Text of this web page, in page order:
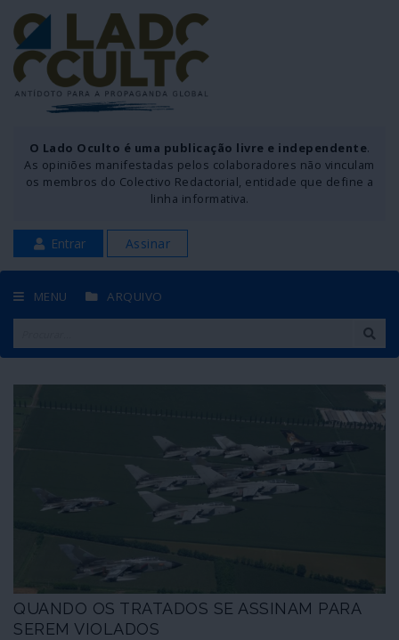
O Lado Oculto é uma publicação livre e independente.
As opiniões manifestadas pelos colaboradores não vinculam
os membros do Colectivo Redactorial, entidade que define a
linha informativa.
Entrar Assinar
MENU ARQUIVO
QUANDO OS TRATADOS SE ASSINAM PARA
SEREM VIOLADOS